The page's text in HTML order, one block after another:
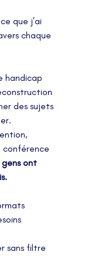
que j’ai
chaque
handicap
des sujets
conférence
ont
sans filtre